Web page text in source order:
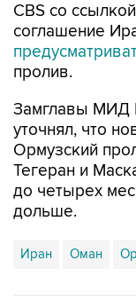
CBS со
соглашение
пролив.
Замглавы МИД
уточнял, что
Ормузский
Тегеран и
до четырех
дольше.
Иран Оман